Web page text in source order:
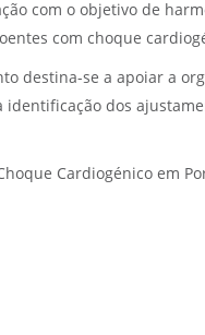
com o objetivo de
com choque
destina-se a apoiar a
dos
Cardiogénico em